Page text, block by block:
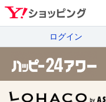
ログイン